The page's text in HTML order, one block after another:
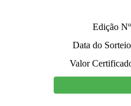
Edição
Data do
Valor